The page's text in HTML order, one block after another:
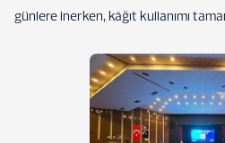
günlere inerken, kâğıt kullanımı